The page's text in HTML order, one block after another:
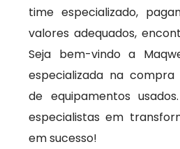
time especializado,
valores adequados,
Seja bem-vindo a
especializada na compra
de equipamentos
especialistas em
em sucesso!